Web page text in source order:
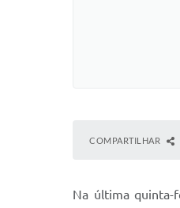
COMPARTILHAR
Na última quinta-